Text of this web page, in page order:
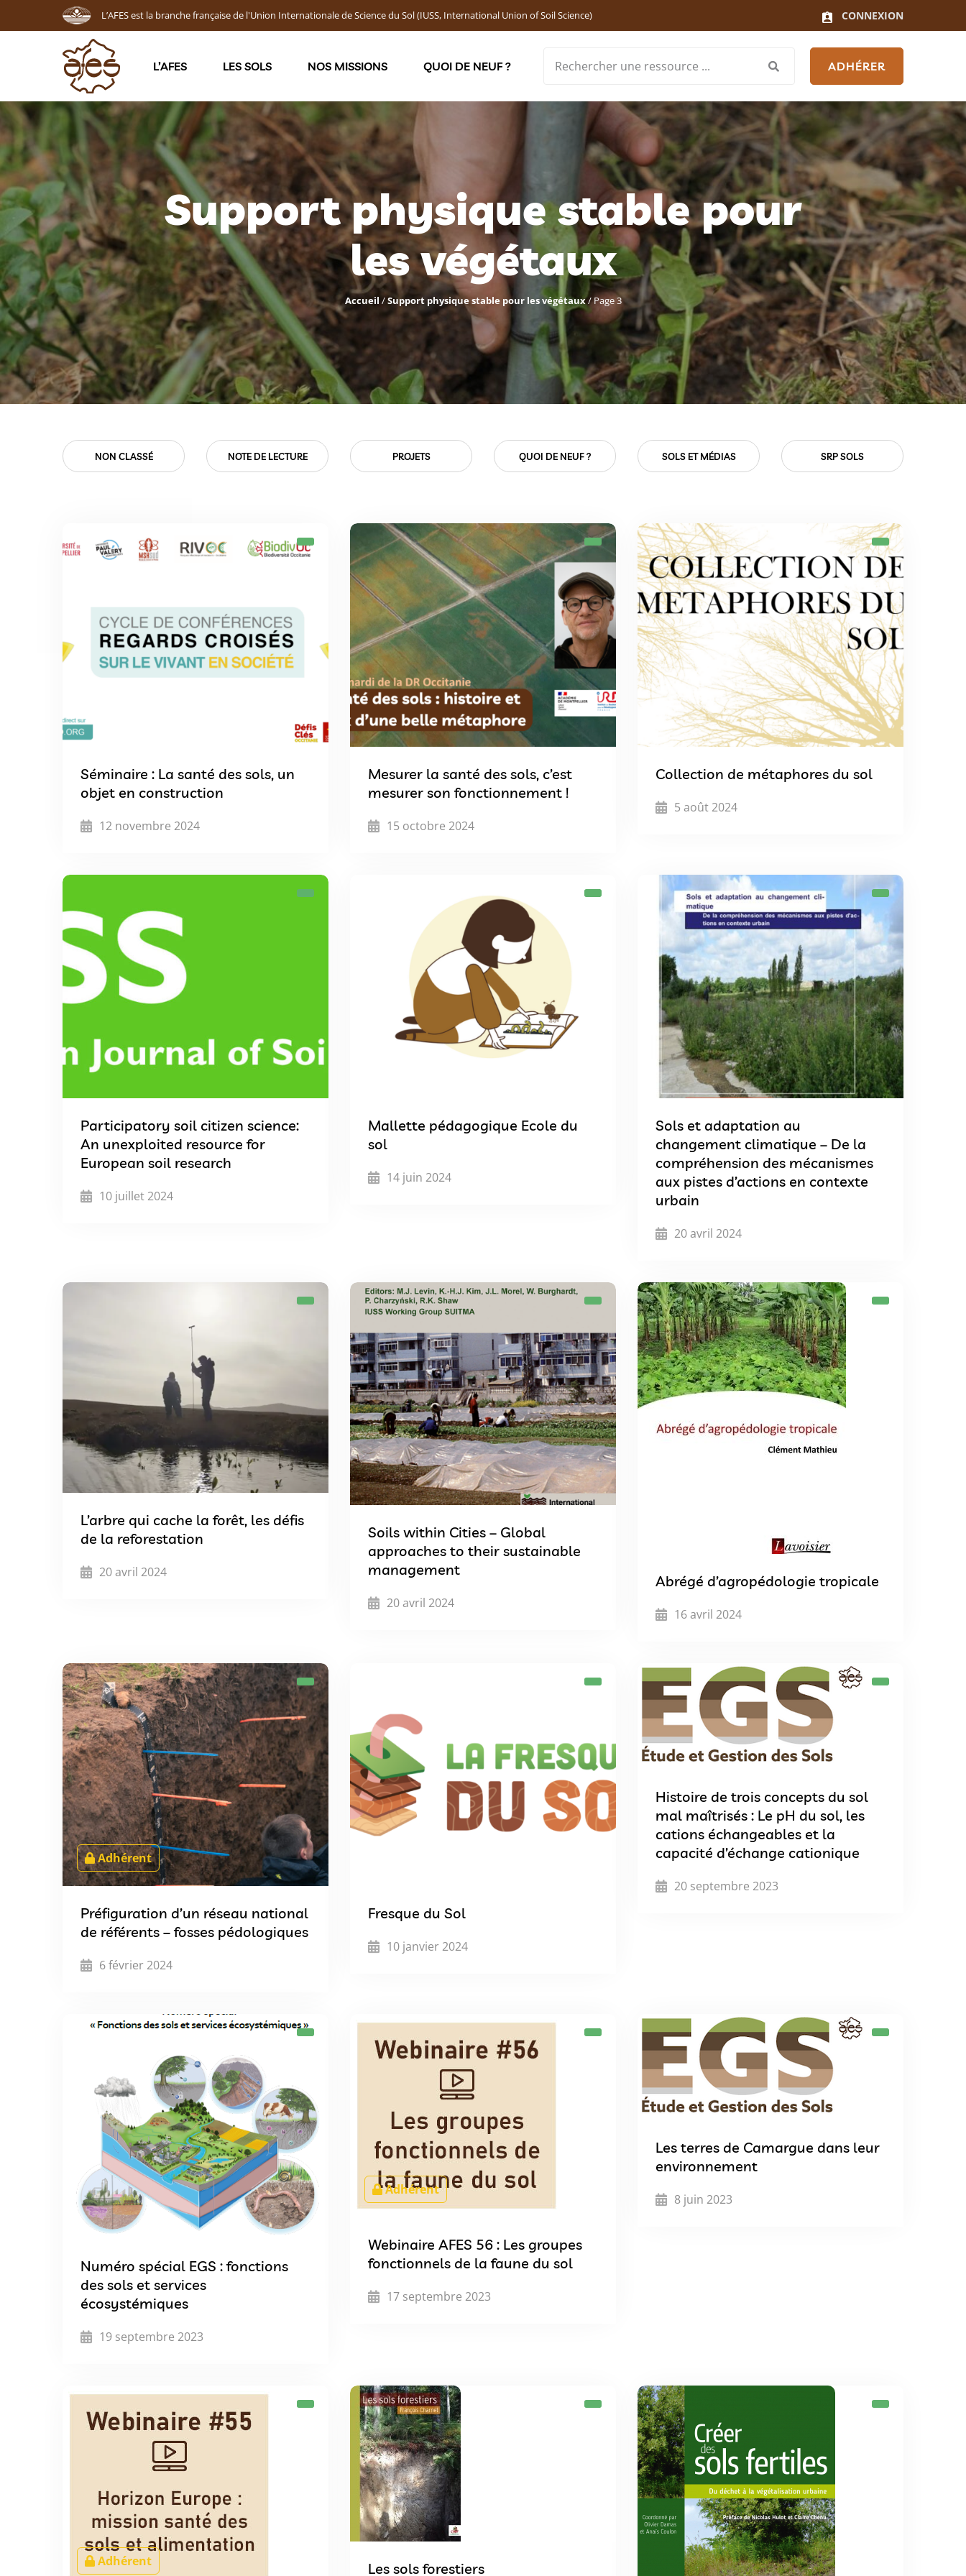
L’AFES est la branche française de l'Union Internationale de Science du Sol (IUSS, International Union of Soil Science) CONNEXION
L’AFES LES SOLS NOS MISSIONS QUOI DE NEUF ? ADHÉRER
Support physique stable pour
les végétaux
Accueil /Support physique stable pour les végétaux/Page 3
NOTE DE LECTURE PROJETS QUOI DE NEUF ? SOLS ET MÉDIAS SRP SOLS VIE ASSOCIATIVE
Séminaire : La santé des sols, un
objet en construction
12 novembre 2024
Mesurer la santé des sols, c’est
mesurer son fonctionnement !
15 octobre 2024
Collection de métaphores du sol
5 août 2024
Participatory soil citizen science:
An unexploited resource for
European soil research
10 juillet 2024
Mallette pédagogique Ecole du
sol
14 juin 2024
Sols et adaptation au
changement climatique – De la
compréhension des mécanismes
aux pistes d’actions en contexte
urbain
20 avril 2024
L’arbre qui cache la forêt, les défis
de la reforestation
20 avril 2024
Soils within Cities – Global
approaches to their sustainable
management
20 avril 2024
Abrégé d’agropédologie tropicale
16 avril 2024
Adhérent
Préfiguration d’un réseau national
de référents – fosses pédologiques
6 février 2024
Fresque du Sol
10 janvier 2024
Histoire de trois concepts du sol
mal maîtrisés : Le pH du sol, les
cations échangeables et la
capacité d’échange cationique
20 septembre 2023
Numéro spécial EGS : fonctions
des sols et services
écosystémiques
19 septembre 2023
Adhérent
Webinaire AFES 56 : Les groupes
fonctionnels de la faune du sol
17 septembre 2023
Les terres de Camargue dans leur
environnement
8 juin 2023
Adhérent Les sols forestiers